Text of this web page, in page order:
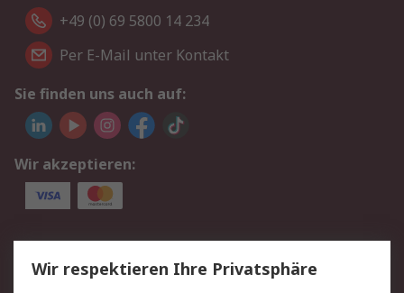
+49 (0) 69 5800 14 234
Per E-Mail unter Kontakt
Sie finden uns auch auf:
Wir akzeptieren:
Service
Value Added Services
Lieferlösungen
Wir respektieren Ihre Privatsphäre